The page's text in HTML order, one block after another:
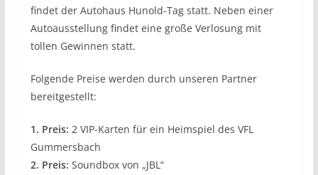
findet der Autohaus Hunold-Tag statt. Neben einer
Autoausstellung findet eine große Verlosung mit
tollen Gewinnen statt.
Folgende Preise werden durch unseren Partner
bereitgestellt:
1. Preis: 2 VIP-Karten für ein Heimspiel des VFL
Gummersbach
2. Preis: Soundbox von „JBL“